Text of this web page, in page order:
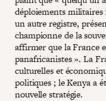
déploiements
un autre registre,
championne de la
affirmer que la France
panafricanistes ». La
culturelles et
politiques ; le Kenya a
nouvelle stratégie.